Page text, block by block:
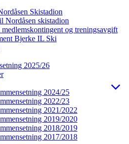
Skistadion
Nordåsen skistadion
og treningsavgift
Bjerke IL Ski
2025/26
2024/25
2022/23
2021/2022
2019/2020
2018/2019
2017/2018